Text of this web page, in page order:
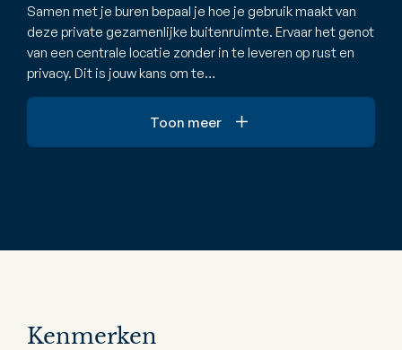
Samen met je buren bepaal je hoe je gebruik maakt van
deze private gezamenlijke buitenruimte. Ervaar het genot
van een centrale locatie zonder in te leveren op rust en
privacy. Dit is jouw kans om te…
Toon meer
Kenmerken